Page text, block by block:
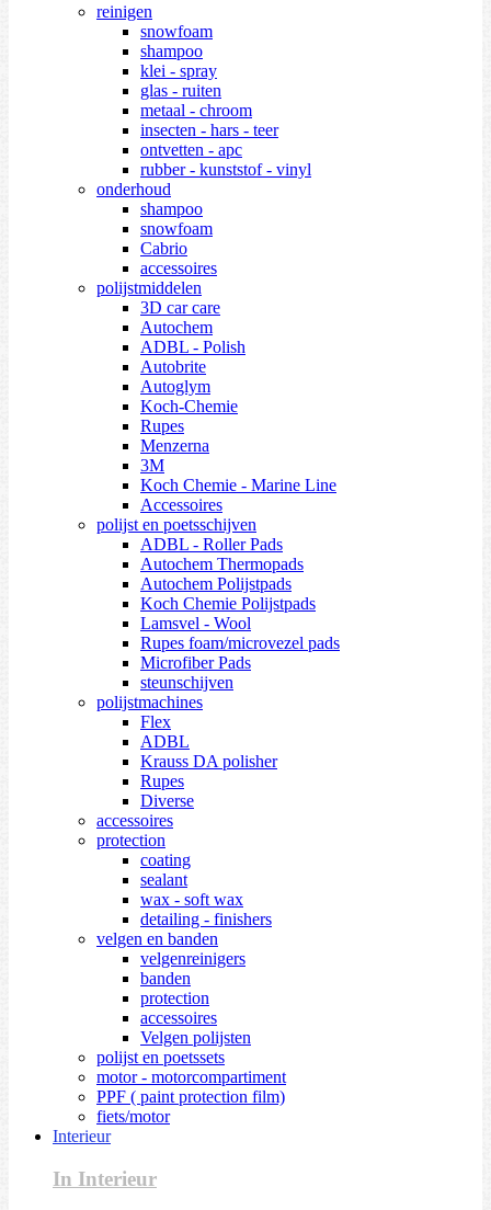
reinigen
snowfoam
shampoo
klei - spray
glas - ruiten
metaal - chroom
insecten - hars - teer
ontvetten - apc
rubber - kunststof - vinyl
onderhoud
shampoo
snowfoam
Cabrio
accessoires
polijstmiddelen
3D car care
Autochem
ADBL - Polish
Autobrite
Autoglym
Koch-Chemie
Rupes
Menzerna
3M
Koch Chemie - Marine Line
Accessoires
polijst en poetsschijven
ADBL - Roller Pads
Autochem Thermopads
Autochem Polijstpads
Koch Chemie Polijstpads
Lamsvel - Wool
Rupes foam/microvezel pads
Microfiber Pads
steunschijven
polijstmachines
Flex
ADBL
Krauss DA polisher
Rupes
Diverse
accessoires
protection
coating
sealant
wax - soft wax
detailing - finishers
velgen en banden
velgenreinigers
banden
protection
accessoires
Velgen polijsten
polijst en poetssets
motor - motorcompartiment
PPF ( paint protection film)
fiets/motor
Interieur
In Interieur